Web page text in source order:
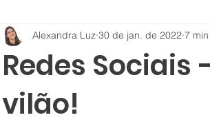
Redes Sociais
vilão!
Alexandra Luz 30 de jan. de 2022 7